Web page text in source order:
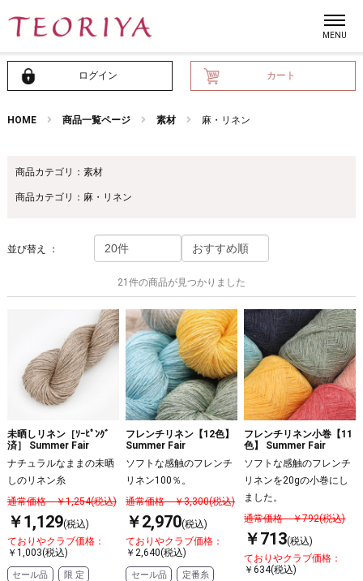
ログイン カート
HOME 商品一覧ページ 素材 麻・リネン
商品カテゴリ：素材
商品カテゴリ：麻・リネン
並び替え ：
21件の商品が見つかりました
未晒しリネン［ｿｰﾋﾟﾝｸﾞ
済］ Summer Fair
ナチュラルなままの未晒
しのリネン糸
通常価格 ￥1,254(税込)
￥1,129(税込)
ておりやクラブ価格：
￥1,003(税込)
セール品
限 定
フレンチリネン【12色】
Summer Fair
ソフトな感触のフレンチ
リネン100％。
通常価格 ￥3,300(税込)
￥2,970(税込)
ておりやクラブ価格：
￥2,640(税込)
セール品
定番糸
フレンチリネン小巻【11
色】 Summer Fair
ソフトな感触のフレンチ
リネンを20gの小巻にし
ました。
通常価格 ￥792(税込)
￥713(税込)
ておりやクラブ価格：
￥634(税込)